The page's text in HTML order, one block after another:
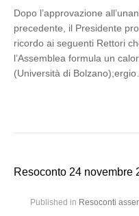
Dopo l’approvazione
precedente, il Presidente
ricordo ai seguenti Rettori
l’Assemblea formula un
(Università di
Resoconto 24 novembre
Published in Resoconti